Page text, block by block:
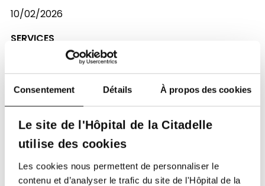
Consentement Détails À propos des cookies
Le site de l'Hôpital de la Citadelle
utilise des cookies
Les cookies nous permettent de personnaliser le
contenu et d’analyser le trafic du site de l'Hôpital de la
10/02/2026
SERVICES
Service de Cardiologie
Unité de Cathétérisme cardiaque